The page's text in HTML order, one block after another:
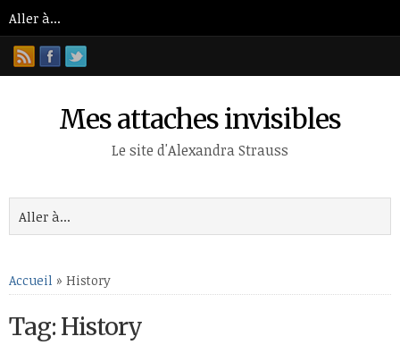
Mes attaches invisibles
Le site d'Alexandra Strauss
Accueil » History
Tag: History